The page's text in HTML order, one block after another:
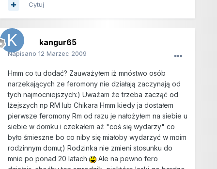
Cytuj
kangur65
Napisano 12 Marzec 2009
Hmm co tu dodać? Zauważyłem iż mnóstwo osób
narzekających ze feromony nie działają zaczynają od
tych najmocniejszych:) Uważam że trzeba zacząć od
lżejszych np RM lub Chikara Hmm kiedy ja dostałem
pierwsze feromony Rm od razu je nałożyłem na siebie u
siebie w domku i czekałem aż "coś się wydarzy" co
było śmieszne bo co niby się miałoby wydarzyć w moim
rodzinnym domu;) Rodzinka nie zmieni stosunku do
mnie po ponad 20 latach
Ale na pewno fero